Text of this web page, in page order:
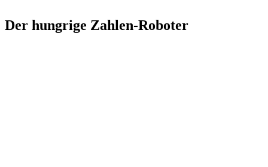
Der hungrige Zahlen-Roboter